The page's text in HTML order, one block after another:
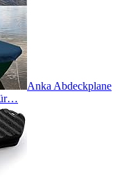
Anka Abdeckplane